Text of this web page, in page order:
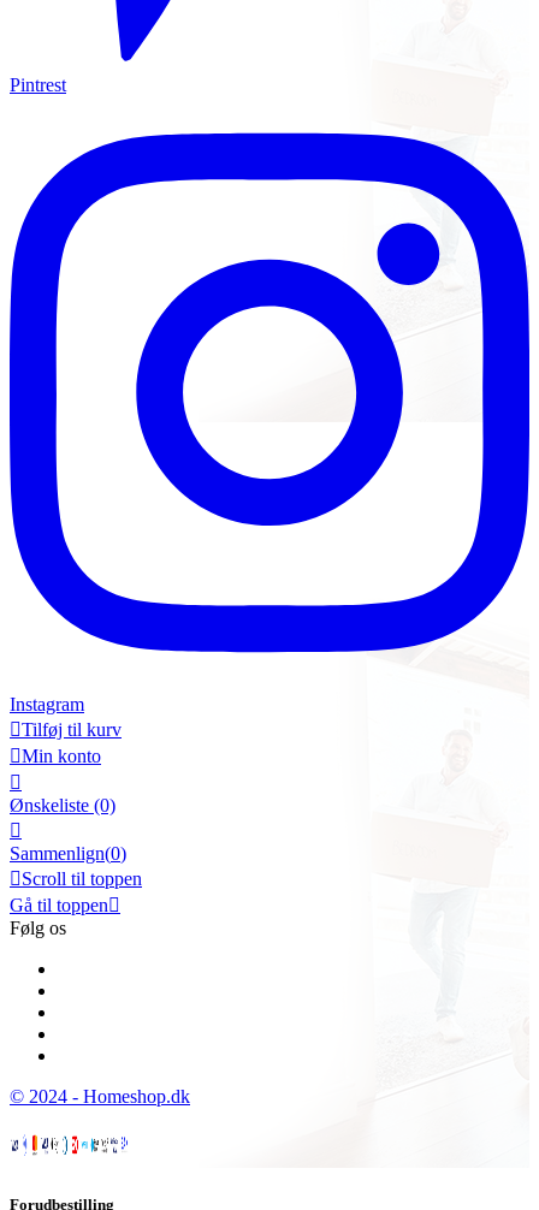
Pintrest
Instagram
Tilføj til kurv
Min konto

Ønskeliste (0)

Sammenlign(0)
Scroll til toppen
Gå til toppen
Følg os
© 2024 - Homeshop.dk
Forudbestilling